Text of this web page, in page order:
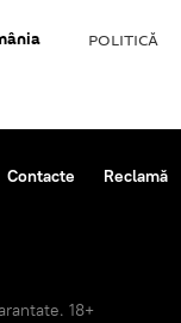
POLITICĂ
Contacte Reclamă
18+